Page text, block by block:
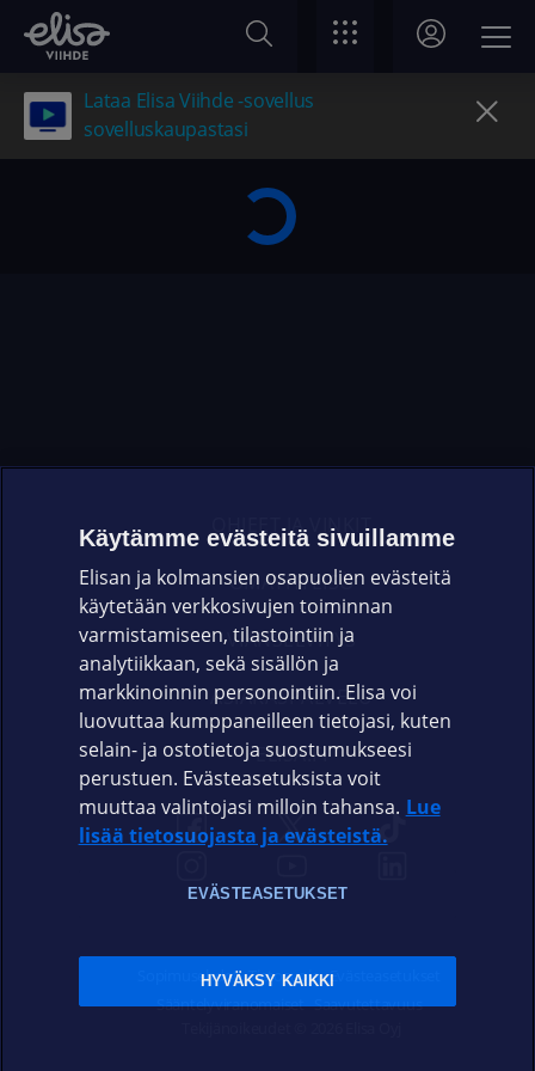
Lataa Elisa Viihde -sovellus
sovelluskaupastasi
OHJEET JA VINKIT
OMAYHTEISÖ
VIANSELVITYS
ASIAKASPALVELU
ELISA.FI
Sopimusehdot Tietosuoja Evästeasetukset
Sääntelyviranomaiset Saavutettavuus
Käytämme evästeitä sivuillamme
Elisan ja kolmansien osapuolien evästeitä
käytetään verkkosivujen toiminnan
varmistamiseen, tilastointiin ja
analytiikkaan, sekä sisällön ja
markkinoinnin personointiin. Elisa voi
luovuttaa kumppaneilleen tietojasi, kuten
selain- ja ostotietoja suostumukseesi
perustuen. Evästeasetuksista voit
muuttaa valintojasi milloin tahansa. Lue
lisää tietosuojasta ja evästeistä.
EVÄSTEASETUKSET
HYVÄKSY KAIKKI